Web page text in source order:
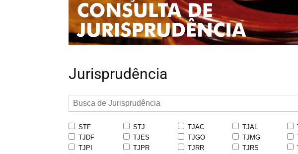
Jurisprudência
STF STJ TJAC TJAL
TJDF
TJES TJGO TJMG
TJPI
TJPR TJRR TJRS